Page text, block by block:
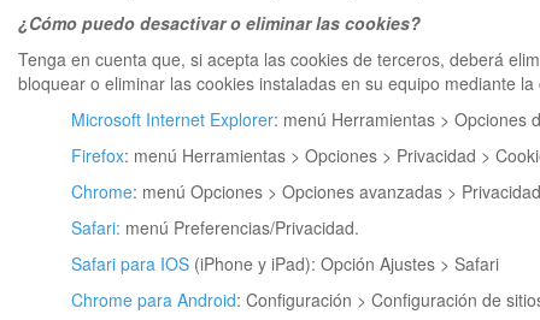
¿Cómo puedo desactivar o eliminar las cookies?
Tenga en cuenta que, si acepta las cookies de terceros, deberá
bloquear o eliminar las cookies instaladas en su equipo mediante
Microsoft Internet Explorer: menú Herramientas > Opciones
Firefox: menú Herramientas > Opciones > Privacidad >
Chrome: menú Opciones > Opciones avanzadas >
Safari: menú Preferencias/Privacidad.
Safari para IOS(iPhone y iPad): Opción Ajustes > Safari
Chrome para Android: Configuración > Configuración de